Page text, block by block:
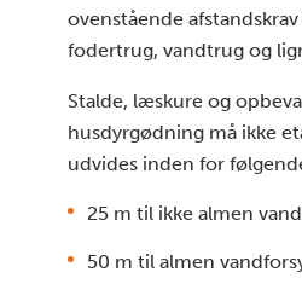
ovenstående
fodertrug, vandtrug og
Stalde, læskure og
husdyrgødning må ikke
udvides inden for
25 m til ikke almen
50 m til almen